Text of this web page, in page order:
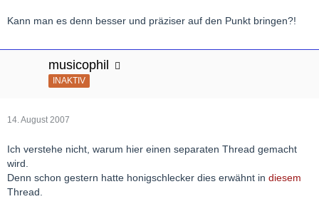
Kann man es denn besser und präziser auf den Punkt bringen?!
musicophil
INAKTIV
14. August 2007
Ich verstehe nicht, warum hier einen separaten Thread gemacht
wird.
Denn schon gestern hatte honigschlecker dies erwähnt in diesem
Thread.